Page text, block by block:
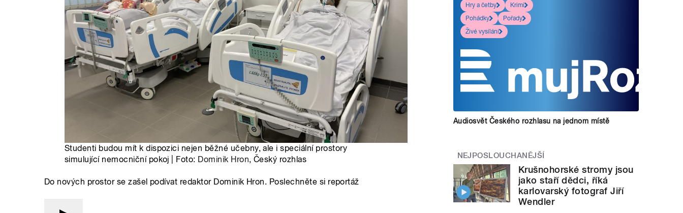
Studenti budou mít k dispozici nejen běžné učebny, ale i speciální prostory
simulující nemocniční pokoj | Foto: Dominik Hron, Český rozhlas
Do nových prostor se zašel podívat redaktor Dominik Hron. Poslechněte si reportáž
Hry a četby
Krimi
Pohádky
Pořady
Živé vysílání
Audiosvět Českého rozhlasu na jednom místě
NEJPOSLOUCHANĚJŠÍ
Krušnohorské stromy jsou
jako staří dědci, říká
karlovarský fotograf Jiří
Wendler